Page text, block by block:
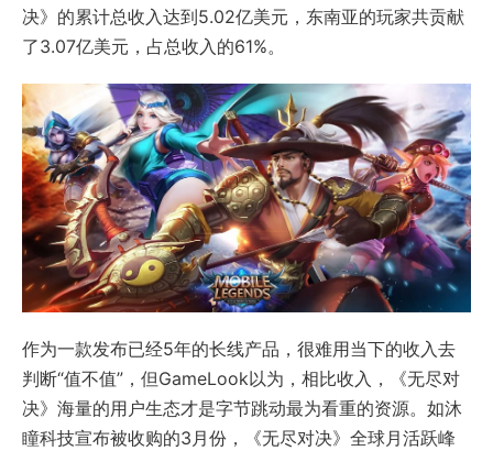
决》的累计总收入达到5.02亿美元，东南亚的玩家共贡献
了3.07亿美元，占总收入的61%。
作为一款发布已经5年的长线产品，很难用当下的收入去
判断“值不值”，但GameLook以为，相比收入，《无尽对
决》海量的用户生态才是字节跳动最为看重的资源。如沐
瞳科技宣布被收购的3月份，《无尽对决》全球月活跃峰